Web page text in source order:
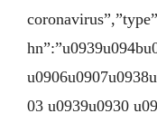
03 u0939u0930